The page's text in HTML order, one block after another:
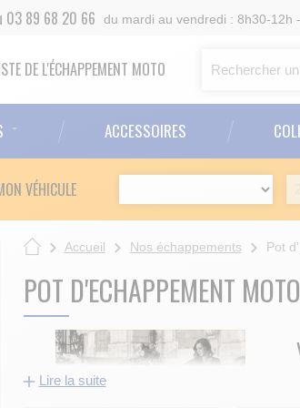
03 89 68 20 66 du mardi au vendredi : 8h30-12h
DE L'ÉCHAPPEMENT MOTO
ACCESSOIRES
VÉHICULE
Accueil Nos échappements Pot
POT D'ECHAPPEMENT
Lire la suite